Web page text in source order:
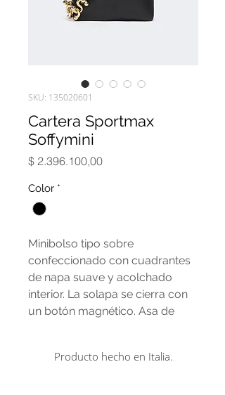
SKU: 135020601
Cartera Sportmax
Soffymini
$ 2.396.100,00Precio
Color *
Minibolso tipo sobre
confeccionado con cuadrantes
de napa suave y acolchado
interior. La solapa se cierra con
un botón magnético. Asa de
cuero extraíble que aporta
Producto hecho en Italia.